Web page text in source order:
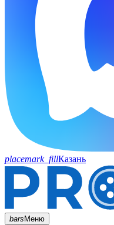
placemark_fillКазань
barsМеню